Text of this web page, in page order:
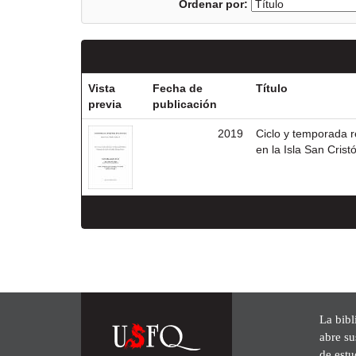
Ordenar por:
Vista
previa
Fecha de
publicación
Título
2019
Ciclo y temporada
en la Isla San
La
abre